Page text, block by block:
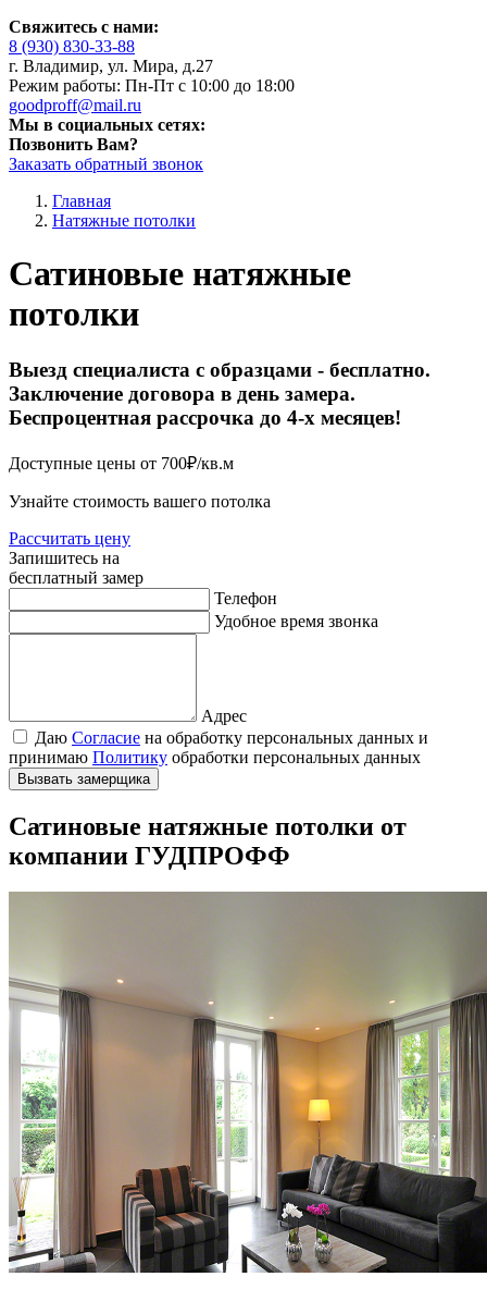
Свяжитесь с нами:
8 (930) 830-33-88
г. Владимир, ул. Мира, д.27
Режим работы: Пн-Пт с 10:00 до 18:00
goodproff@mail.ru
Мы в социальных сетях:
Позвонить Вам?
Заказать обратный звонок
Главная
Натяжные потолки
Сатиновые натяжные
потолки
Выезд специалиста с образцами - бесплатно.
Заключение договора в день замера.
Беспроцентная рассрочка до 4-х месяцев!
Доступные цены от 700₽/кв.м
Узнайте стоимость вашего потолка
Рассчитать цену
Запишитесь на
бесплатный замер
Телефон
Удобное время звонка
Адрес
Даю Согласие на обработку персональных данных и
принимаю Политику обработки персональных данных
Вызвать замерщика
Сатиновые натяжные потолки от
компании ГУДПРОФФ